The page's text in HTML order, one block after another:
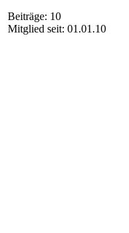
Beiträge: 10
Mitglied seit: 01.01.10